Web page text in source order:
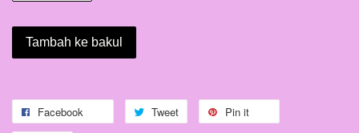
Tambah ke bakul
Facebook Tweet Pin it